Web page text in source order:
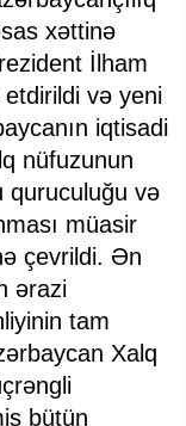
xəttinə
İlham
və yeni
iqtisadi
nüfuzunun
quruculuğu və
müasir
çevrildi. Ən
ərazi
tam
Xalq
bütün